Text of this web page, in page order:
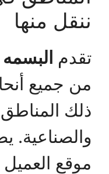
ننقل منها
تقدم
من جميع
ذلك
والصناعية.
موقع العميل